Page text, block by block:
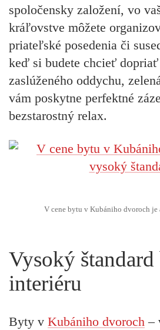
spoločensky založení, vo
kráľovstve môžete
priateľské posedenia či
keď si budete chcieť
zaslúženého oddychu,
vám poskytne perfektné
bezstarostný relax.
V cene bytu v Kubániho dvoroch je
Vysoký
interiéru
Byty v Kubániho dvoroch –